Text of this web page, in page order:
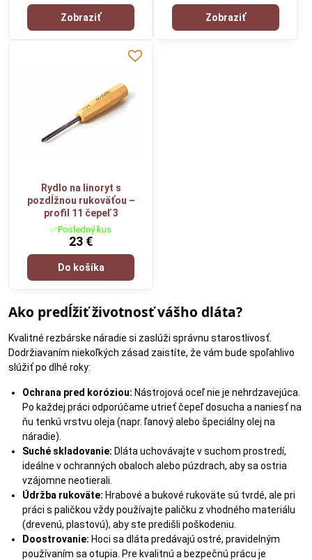
Zobraziť Zobraziť
Rydlo na linoryt s
pozdĺžnou rukoväťou –
profil 11 čepeľ 3
✅Posledný kus
23 €
Do košíka
Ako predĺžiť životnosť vášho dláta?
Kvalitné rezbárske náradie si zaslúži správnu starostlivosť.
Dodržiavaním niekoľkých zásad zaistíte, že vám bude spoľahlivo
slúžiť po dlhé roky:
Ochrana pred koróziou: Nástrojová oceľ nie je nehrdzavejúca.
Po každej práci odporúčame utrieť čepeľ dosucha a naniesť na
ňu tenkú vrstvu oleja (napr. ľanový alebo špeciálny olej na
náradie).
Suché skladovanie: Dláta uchovávajte v suchom prostredí,
ideálne v ochranných obaloch alebo púzdrach, aby sa ostria
vzájomne neotierali.
Údržba rukoväte: Hrabové a bukové rukoväte sú tvrdé, ale pri
práci s paličkou vždy používajte paličku z vhodného materiálu
(drevenú, plastovú), aby ste predišli poškodeniu.
Doostrovanie: Hoci sa dláta predávajú ostré, pravidelným
používaním sa otupia. Pre kvalitnú a bezpečnú prácu je